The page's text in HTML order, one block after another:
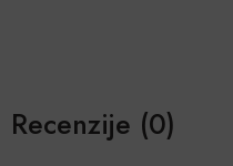
Recenzije (0)